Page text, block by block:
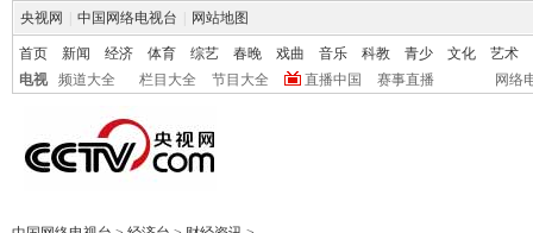
央视网 中国网络电视台 网站地图
首页 新闻 经济 体育 综艺 春晚 戏曲 音乐 科教 青少 文化
艺术
电视
频道大全 栏目大全 节目大全 直播中国 赛事直播 网络